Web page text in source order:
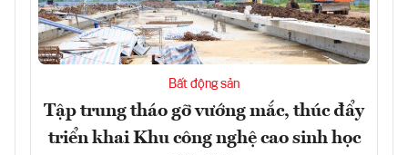
Bất động sản
Tập trung tháo gỡ vướng mắc, thúc đẩy
triển khai Khu công nghệ cao sinh học